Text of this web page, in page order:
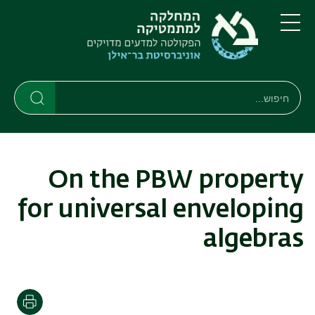
דילוג
לתוכן
העיקרי
דילוג
לתפריט
ניווט
ראשי
תפריט
חיפוש
Search
On the PBW property
for universal enveloping
algebras